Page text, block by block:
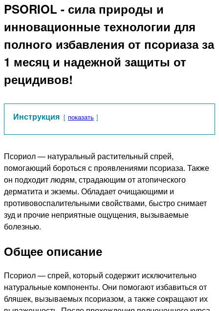
PSORIOL - сила природы и
инновационные технологии для
полного избавления от псориаза за
1 месяц и надежной защиты от
рецидивов!
Инструкция показать
Псориол — натуральный растительный спрей,
помогающий бороться с проявлениями псориаза. Также
он подходит людям, страдающим от атопического
дерматита и экземы. Обладает очищающими и
противовоспалительными свойствами, быстро снимает
зуд и прочие неприятные ощущения, вызываемые
болезнью.
Общее описание
Псориол — спрей, который содержит исключительно
натуральные компоненты. Они помогают избавиться от
бляшек, вызываемых псориазом, а также сокращают их